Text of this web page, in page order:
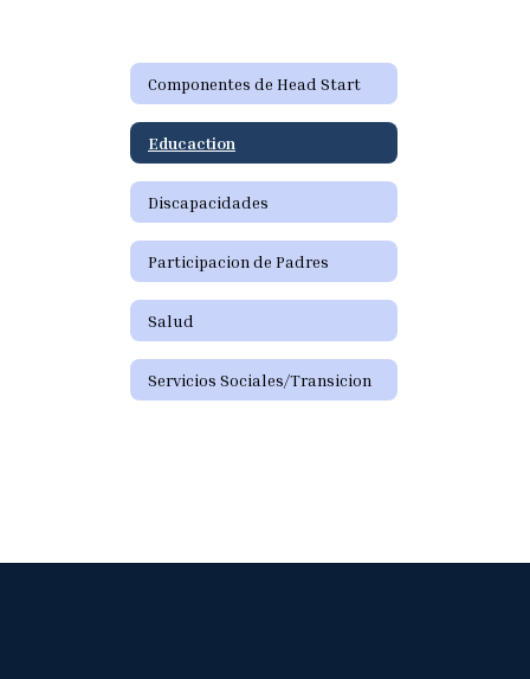
Componentes de Head Start
Educaction
Discapacidades
Participacion de Padres
Salud
Servicios Sociales/Transicion